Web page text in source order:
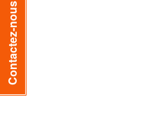
Contactez-nous